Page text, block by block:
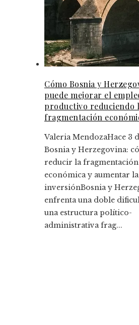
Cómo Bosnia y
puede mejorar el
productivo reduciendo
fragmentación
Valeria MendozaHace 3
Bosnia y Herzegovina:
reducir la fragmentación
económica y aumentar la
inversiónBosnia y
enfrenta una doble
una estructura político-
administrativa frag...